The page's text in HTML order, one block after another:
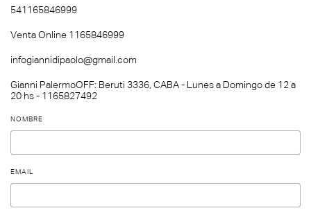
30% OFF TRANSFERENCIA
541165846999
Venta Online 1165846999
infogiannidipaolo@gmail.com
Gianni PalermoOFF: Beruti 3336, CABA - Lunes a Domingo de 12 a
20 hs - 1165827492
NOMBRE
EMAIL